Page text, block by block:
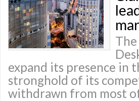
expand its presence in
stronghold of its
withdrawn from most